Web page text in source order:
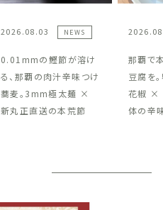
2026.08.03 NEWS
0.01mmの鰹節が溶け
る、那覇の肉汁辛味つけ
蕎麦。3mm極太麺 ×
新丸正直送の本荒節
那覇で
豆腐を
花椒 ×
体の辛